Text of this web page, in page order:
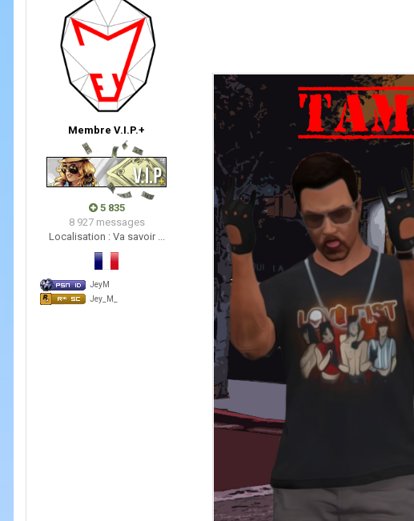
Membre V.I.P.+
5 835
8 927 messages
Localisation : Va savoir ...
JeyM
Jey_M_